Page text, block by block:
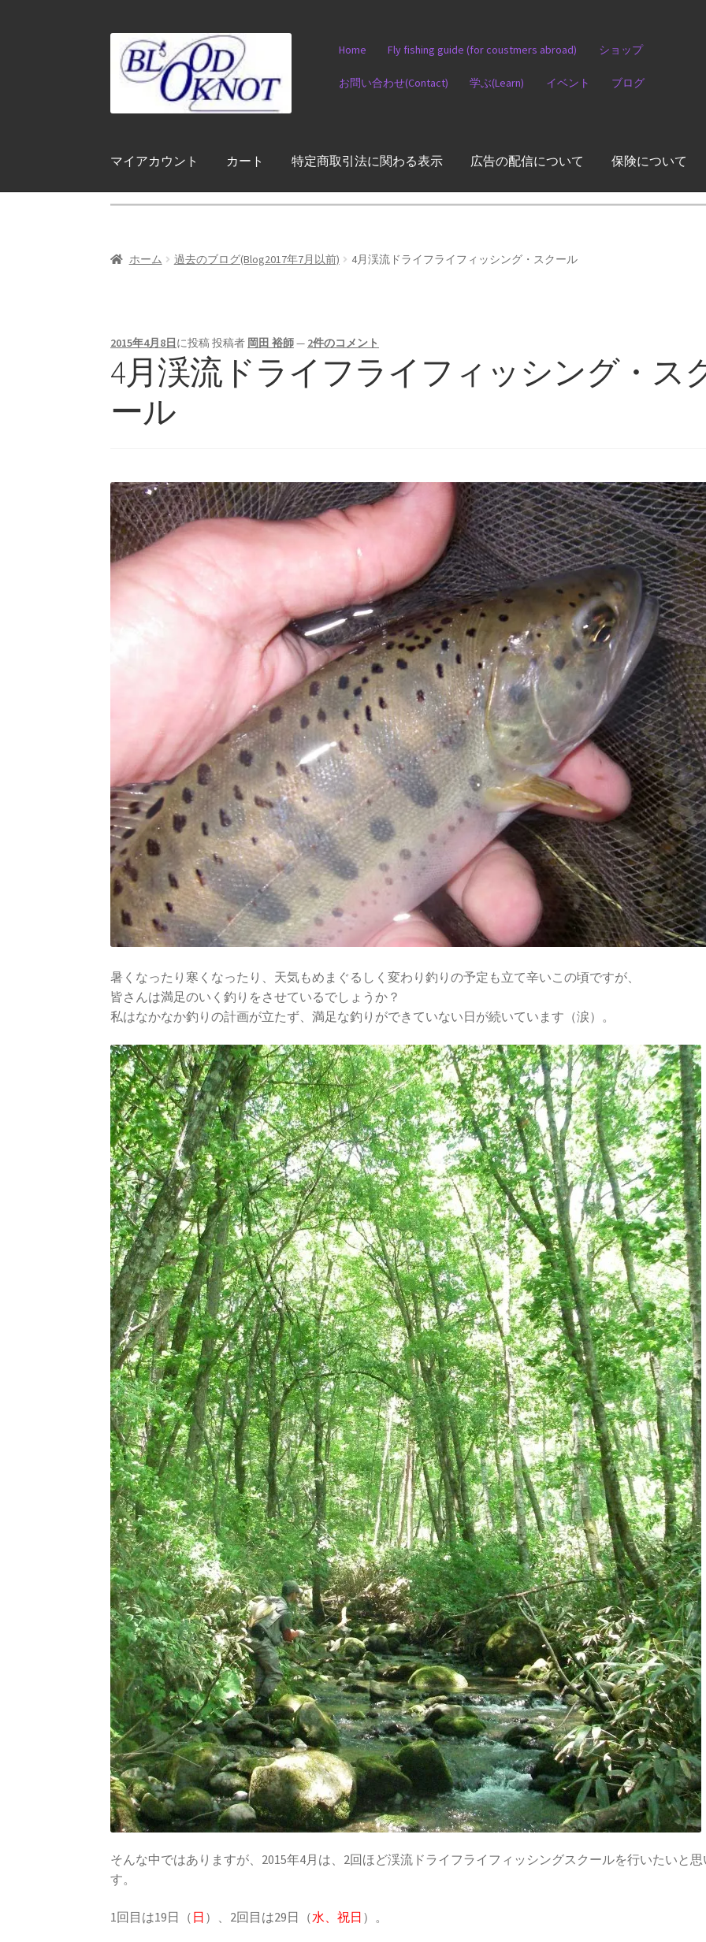
ビ
ン
プ
ン
ス
Home Fly fishing guide (for coustmers abroad) ショップ
お問い合わせ(Contact) 学ぶ(Learn) イベント ブログ
マイアカウント カート 特定商取引法に関わる表示 広告の配信について 保険について
ホーム 過去のブログ(Blog2017年7月以前) 4月渓流ドライフライフィッシング・スクール
2015年4月8日に投稿投稿者 岡田 裕師— 2件のコメント
4月渓流ドライフライフィッシング・ス
ール
暑くなったり寒くなったり、天気もめまぐるしく変わり釣りの予定も立て辛いこの頃ですが、
皆さんは満足のいく釣りをさせているでしょうか？
私はなかなか釣りの計画が立たず、満足な釣りができていない日が続いています（涙）。
そんな中ではありますが、2015年4月は、2回ほど渓流ドライフライフィッシングスクールを行いたいと
す。
1回目は19日（ 日 ）、2回目は29日（水、祝日 ）。